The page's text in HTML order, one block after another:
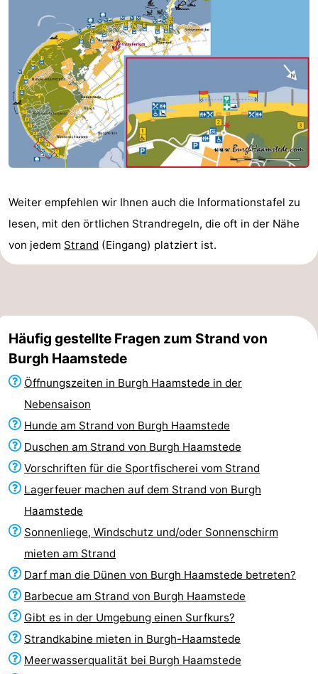
Weiter empfehlen wir Ihnen auch die Informationstafel zu
lesen, mit den örtlichen Strandregeln, die oft in der Nähe
von jedem Strand (Eingang) platziert ist.
Häufig gestellte Fragen zum Strand von
Burgh Haamstede
Öffnungszeiten in Burgh Haamstede in der
Nebensaison
Hunde am Strand von Burgh Haamstede
Duschen am Strand von Burgh Haamstede
Vorschriften für die Sportfischerei vom Strand
Lagerfeuer machen auf dem Strand von Burgh
Haamstede
Sonnenliege, Windschutz und/oder Sonnenschirm
mieten am Strand
Darf man die Dünen von Burgh Haamstede betreten?
Barbecue am Strand von Burgh Haamstede
Gibt es in der Umgebung einen Surfkurs?
Strandkabine mieten in Burgh-Haamstede
Meerwasserqualität bei Burgh Haamstede